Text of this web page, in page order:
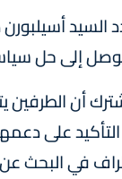
السيد
إلى حل
أن
في البحث